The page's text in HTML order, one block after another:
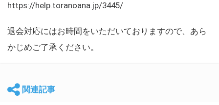
https://help.toranoana.jp/3445/
退会対応にはお時間をいただいておりますので、あら
かじめご了承ください。
関連記事